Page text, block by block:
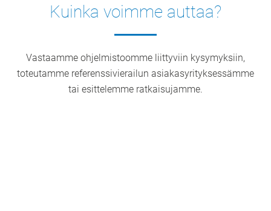
Kuinka voimme auttaa?
Vastaamme ohjelmistoomme liittyviin kysymyksiin,
toteutamme referenssivierailun asiakasyrityksessämme
tai esittelemme ratkaisujamme.